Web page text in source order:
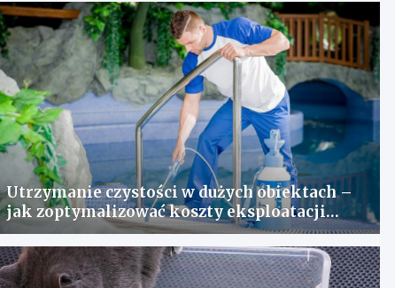
Utrzymanie czystości w dużych obiektach –
jak zoptymalizować koszty eksploatacji
sprzętu?